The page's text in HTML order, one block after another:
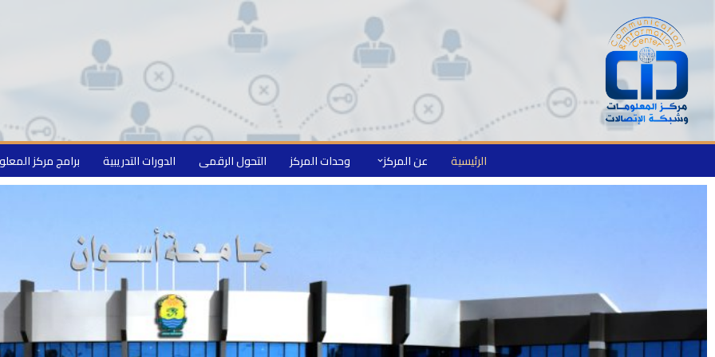
الرئيسية عن المركز وحدات المركز التحول الرقمى الدورات التدريبية برامج مركز